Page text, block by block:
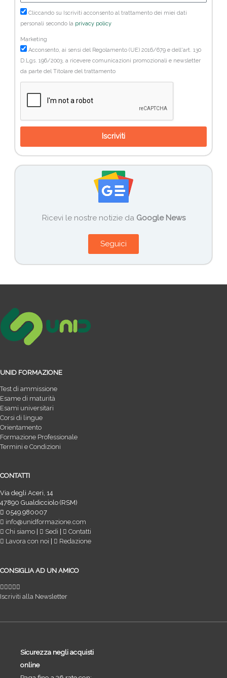
Cliccando su Iscriviti acconsento al trattamento dei miei dati
personali secondo la privacy policy
Marketing
Acconsento, ai sensi del Regolamento (UE) 2016/679 e dell'art. 130
D.Lgs. 196/2003, a ricevere comunicazioni promozionali e newsletter
da parte del Titolare del trattamento
Iscriviti
Ricevi le nostre notizie da Google News
Seguici
UNID FORMAZIONE
Test di ammissione
Esame di maturità
Esami universitari
Corsi di lingue
Orientamento
Formazione Professionale
Termini e Condizioni
CONTATTI
Via degli Aceri, 14
47890 Gualdicciolo (RSM)
0549.980007
info@unidformazione.com
Chi siamo
Sedi
Contatti
Lavora con noi
Redazione
CONSIGLIA AD UN AMICO
Iscriviti alla Newsletter
Sicurezza negli acquisti
online